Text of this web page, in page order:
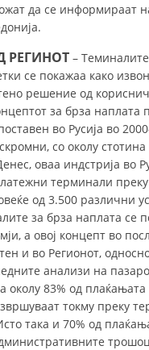
да се информираат
РЕГИНОТ –
се покажаа како
решение од
за брза наплата
во Русија во
со околу
оваа индстрија во
терминали преку
од 3.500 различни
за брза наплата се
а овој концепт во
и во Регионот,
анализи на
околу 83% од
токму преку
така и 70% од